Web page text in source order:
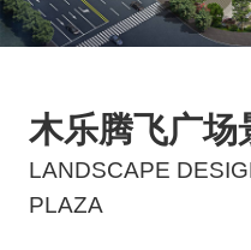
木乐腾飞广场
LANDSCAPE
PLAZA